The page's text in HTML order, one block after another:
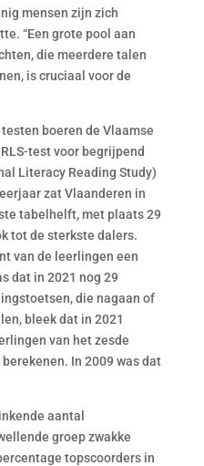
mensen zijn zich
“Een grote pool aan
die meerdere talen
is cruciaal voor de
boeren de Vlaamse
test voor begrijpend
Literacy Reading Study)
zat Vlaanderen in
tabelhelft, met plaats 29
tot de sterkste dalers.
van de leerlingen een
dat in 2021 nog 29
die nagaan of
bleek dat in 2021
van het zesde
In 2009 was dat
aantal
groep zwakke
topscoorders in